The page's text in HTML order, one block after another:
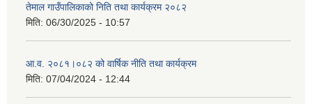
तेमाल गाउँपालिकाको निति तथा कार्यक्रम २०८२
मिति: 06/30/2025 - 10:57
आ.व. २०८१।०८२ को वार्षिक नीति तथा कार्यक्रम
मिति: 07/04/2024 - 12:44